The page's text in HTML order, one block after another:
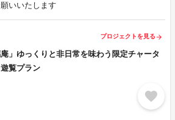
いいたします
プロジェクトを見る arrow_forward
」ゆっくりと非日常を味わう限定チャータ
覧プラン
favorite